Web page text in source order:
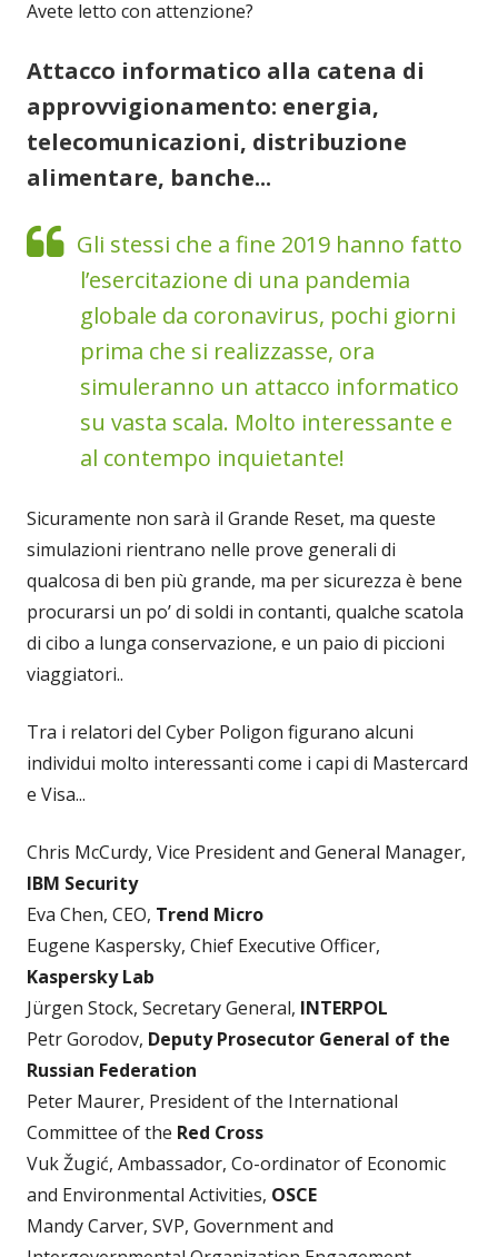
Avete letto con attenzione?
Attacco informatico alla catena di
approvvigionamento: energia,
telecomunicazioni, distribuzione
alimentare, banche...
Gli stessi che a fine 2019 hanno fatto
l’esercitazione di una pandemia
globale da coronavirus, pochi giorni
prima che si realizzasse, ora
simuleranno un attacco informatico
su vasta scala. Molto interessante e
al contempo inquietante!
Sicuramente non sarà il Grande Reset, ma queste
simulazioni rientrano nelle prove generali di
qualcosa di ben più grande, ma per sicurezza è bene
procurarsi un po’ di soldi in contanti, qualche scatola
di cibo a lunga conservazione, e un paio di piccioni
viaggiatori..
Tra i relatori del Cyber Poligon figurano alcuni
individui molto interessanti come i capi di Mastercard
e Visa...
Chris McCurdy, Vice President and General Manager,
IBM Security
Eva Chen, CEO, Trend Micro
Eugene Kaspersky, Chief Executive Officer,
Kaspersky Lab
Jürgen Stock, Secretary General, INTERPOL
Petr Gorodov, Deputy Prosecutor General of the
Russian Federation
Peter Maurer, President of the International
Committee of the Red Cross
Vuk Žugić, Ambassador, Co-ordinator of Economic
and Environmental Activities, OSCE
Mandy Carver, SVP, Government and